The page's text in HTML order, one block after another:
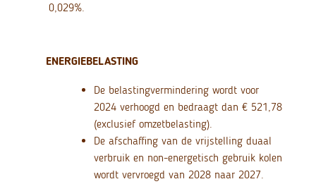
0,029%.
ENERGIEBELASTING
De belastingvermindering wordt voor
2024 verhoogd en bedraagt dan € 521,78
(exclusief omzetbelasting).
De afschaffing van de vrijstelling duaal
verbruik en non-energetisch gebruik kolen
wordt vervroegd van 2028 naar 2027.